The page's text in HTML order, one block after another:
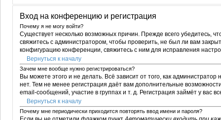
Вход на конференцию и регистрация
Почему я не могу войти?
Существует несколько возможных причин. Прежде всего убедитесь,
свяжитесь с администратором, чтобы проверить, не был ли вам
конфигурацию конференции, свяжитесь с ним для исправления
Вернуться к началу
Зачем мне вообще нужно регистрироваться?
Вы можете этого и не делать. Всё зависит от того, как
нет. Тем не менее регистрация даёт вам дополнительные
email-сообщений, участие в группах и т. д. Регистрация займёт у вас
Вернуться к началу
Почему мне периодически приходится повторять ввод имени и пароля?